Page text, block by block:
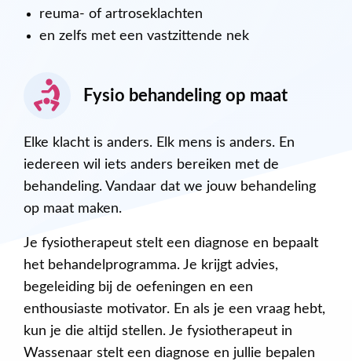
reuma- of artroseklachten
en zelfs met een vastzittende nek
Fysio behandeling op maat
Elke klacht is anders. Elk mens is anders. En
iedereen wil iets anders bereiken met de
behandeling. Vandaar dat we jouw behandeling
op maat maken.
Je fysiotherapeut stelt een diagnose en bepaalt
het behandelprogramma. Je krijgt advies,
begeleiding bij de oefeningen en een
enthousiaste motivator. En als je een vraag hebt,
kun je die altijd stellen. Je fysiotherapeut in
Wassenaar stelt een diagnose en jullie bepalen